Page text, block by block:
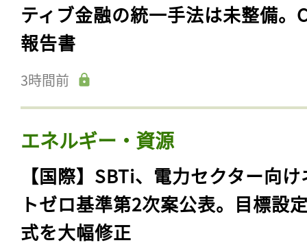
ティブ金融の統一手法は未整備。
報告書
3時間前
エネルギー・資源
【国際】SBTi、電力セクター向
トゼロ基準第2次案公表。目標設
式を大幅修正